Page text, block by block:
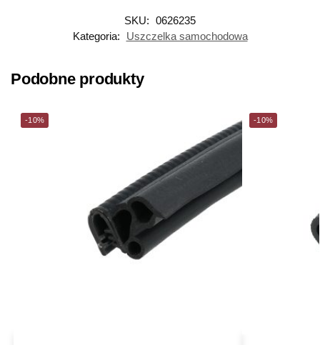
SKU: 0626235
Kategoria:
Uszczelka samochodowa
Podobne produkty
-10% -10%